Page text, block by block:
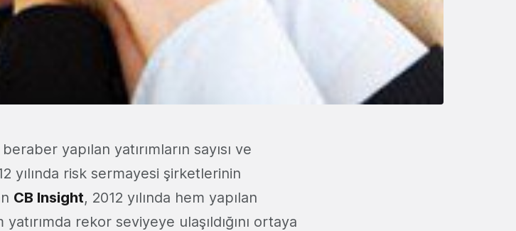
yapılan yatırımların sayısı ve
yılında risk sermayesi şirketlerinin
CB Insight, 2012 yılında hem yapılan
yatırımda rekor seviyeye ulaşıldığını ortaya